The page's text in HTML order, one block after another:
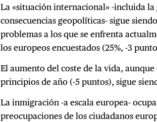
La «situación internacional» -incluida la
consecuencias geopolíticas- sigue
problemas a los que se enfrenta
los europeos encuestados (25%, -3
El aumento del coste de la vida,
principios de año (-5 puntos), sigue
La inmigración -a escala europea-
preocupaciones de los ciudadanos